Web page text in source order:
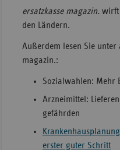
ersatzkasse magazin. wirft
den Ländern.
Außerdem lesen Sie unter
magazin.:
Sozialwahlen: Mehr
Arzneimittel:
gefährden
erster guter Schritt